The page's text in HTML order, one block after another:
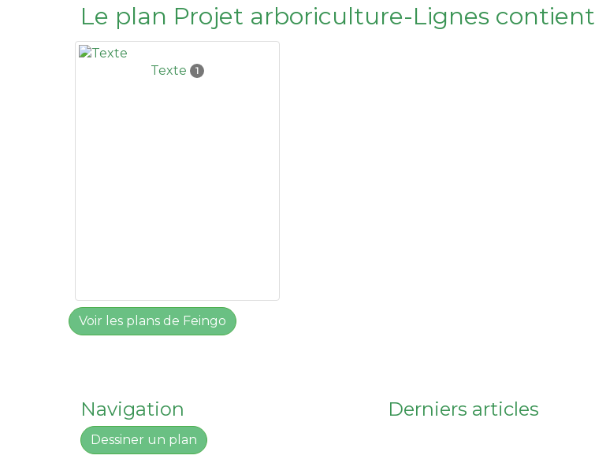
Le plan Projet arboriculture-Lignes contient
Texte 1
Voir les plans de Feingo
Navigation
Dessiner un plan
Derniers articles